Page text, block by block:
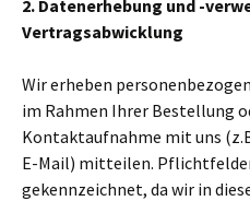
2. Datenerhebung und -
Vertragsabwicklung
Wir erheben
im Rahmen Ihrer Bestellung
Kontaktaufnahme mit uns
E-Mail) mitteilen.
gekennzeichnet, da wir in